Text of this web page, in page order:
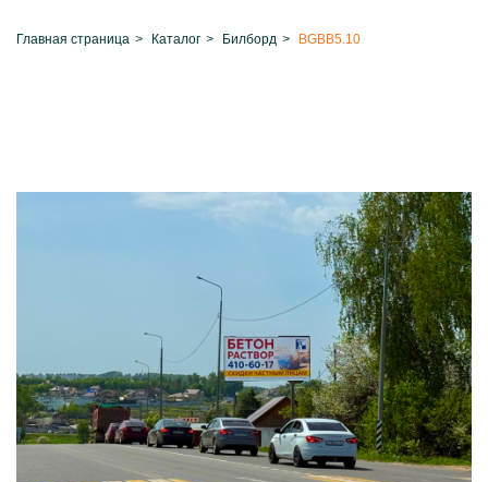
Главная страница > Каталог > Билборд > BGBB5.10